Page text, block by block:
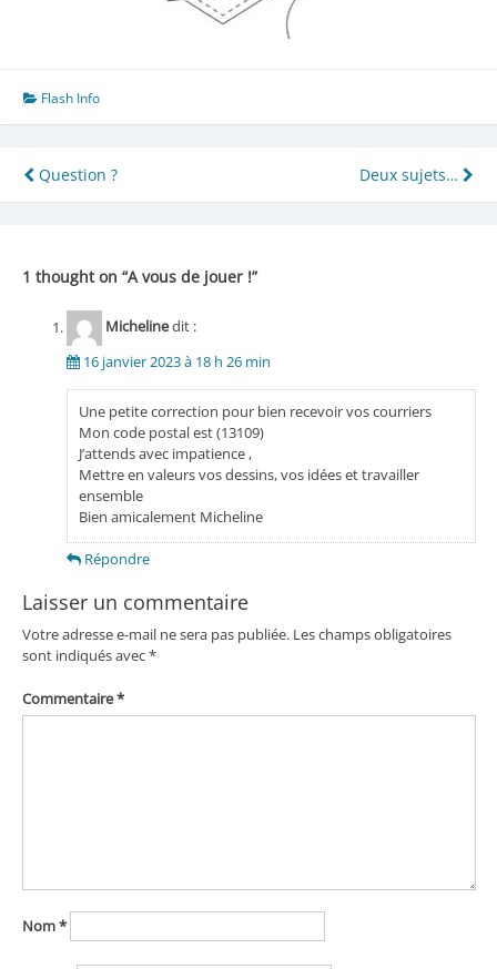
Flash Info
Navigation
de
Question ? Deux sujets…
1 thought on “A vous de jouer !”
Michelinedit :
16 janvier 2023 à 18 h 26 min
Une petite correction pour bien recevoir vos courriers
Mon code postal est (13109)
J’attends avec impatience ,
Mettre en valeurs vos dessins, vos idées et travailler
ensemble
Bien amicalement Micheline
Répondre
Laisser un commentaire
Votre adresse e-mail ne sera pas publiée. Les champs obligatoires
sont indiqués avec*
Commentaire*
Nom*